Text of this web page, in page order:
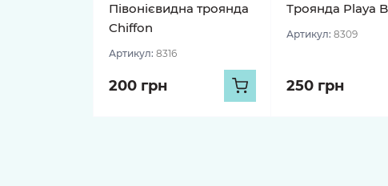
Півонієвидна троянда
Chiffon
Артикул: 8316
200 грн
Троянда Playa
Артикул: 8309
250 грн